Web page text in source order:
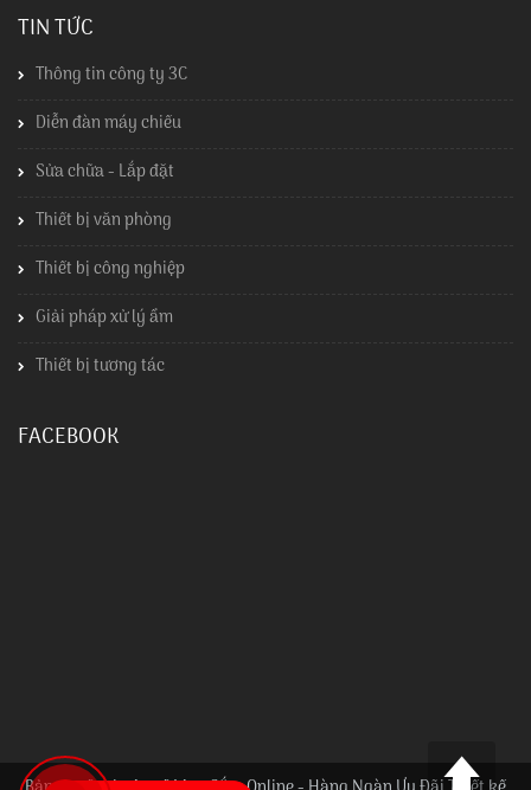
TIN TỨC
Thông tin công ty 3C
Diễn đàn máy chiếu
Sửa chữa - Lắp đặt
Thiết bị văn phòng
Thiết bị công nghiệp
Giải pháp xử lý ẩm
Thiết bị tương tác
FACEBOOK